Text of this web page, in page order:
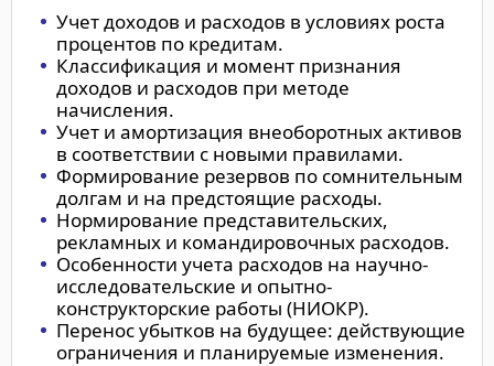
Учет доходов и расходов в условиях роста
процентов по кредитам.
Классификация и момент признания
доходов и расходов при методе
начисления.
Учет и амортизация внеоборотных активов
в соответствии с новыми правилами.
Формирование резервов по сомнительным
долгам и на предстоящие расходы.
Нормирование представительских,
рекламных и командировочных расходов.
Особенности учета расходов на научно-
исследовательские и опытно-
конструкторские работы (НИОКР).
Перенос убытков на будущее: действующие
ограничения и планируемые изменения.